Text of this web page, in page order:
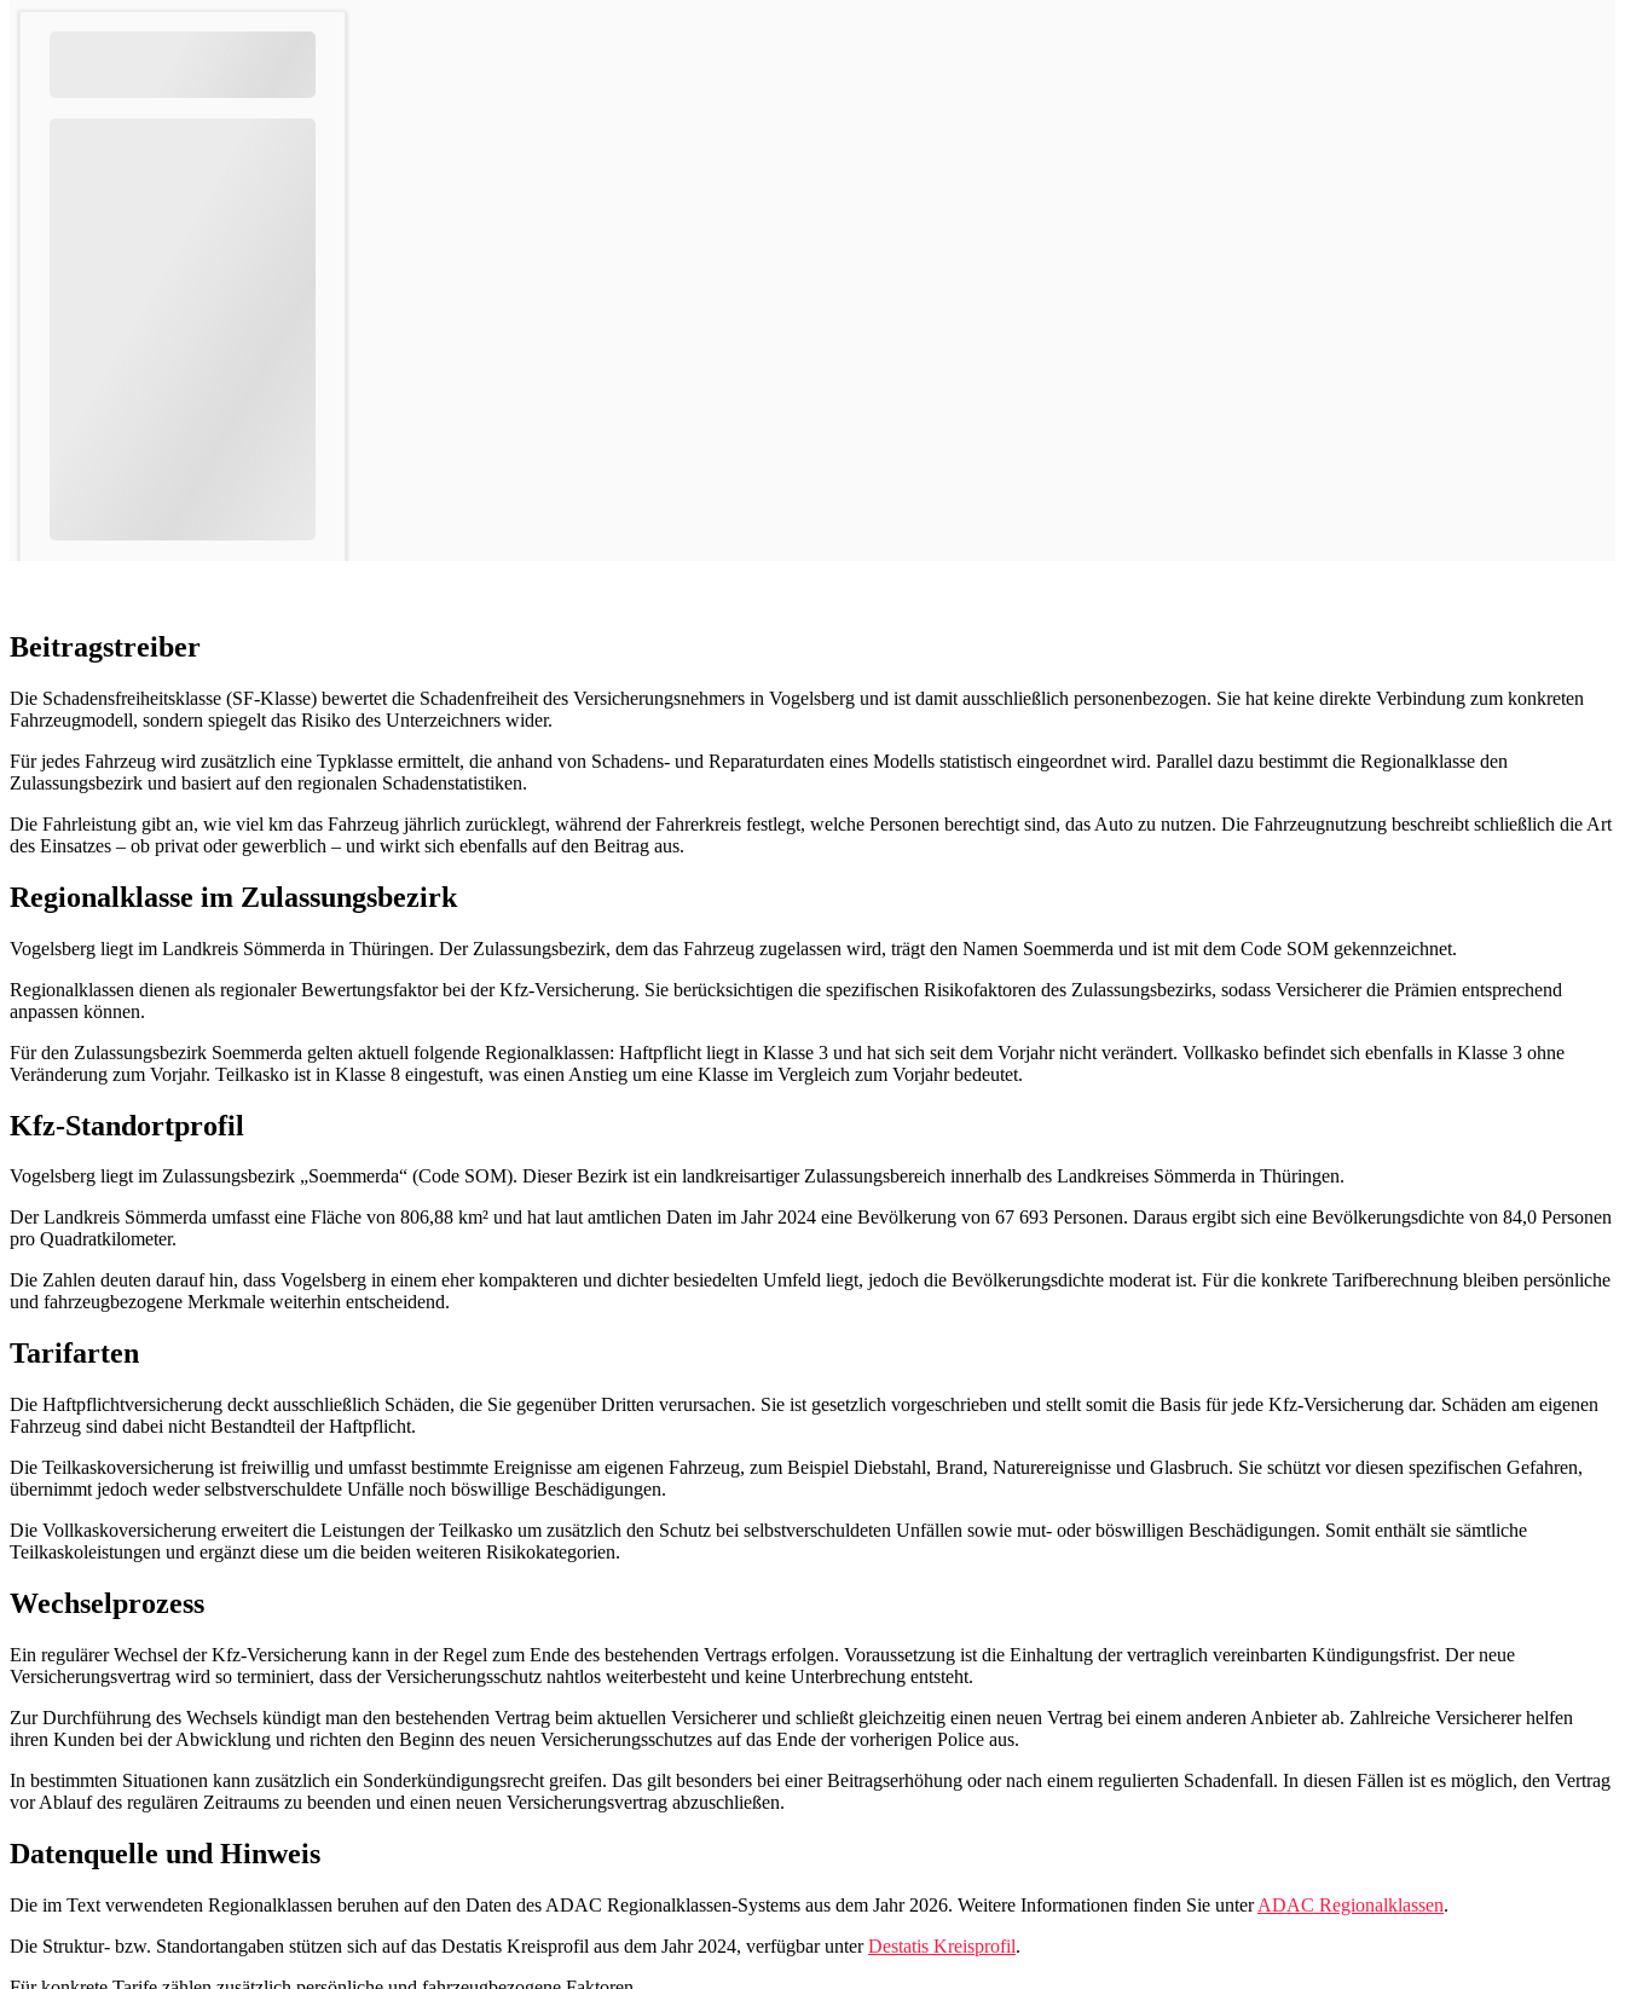
Beitragstreiber
Die Schadensfreiheitsklasse (SF‑Klasse) bewertet die Schadenfreiheit des Versicherungsnehmers in Vogelsberg und ist damit ausschließlich personenbezogen. Sie hat keine direkte Verbindung zum konkreten
Fahrzeugmodell, sondern spiegelt das Risiko des Unterzeichners wider.
Für jedes Fahrzeug wird zusätzlich eine Typklasse ermittelt, die anhand von Schadens- und Reparaturdaten eines Modells statistisch eingeordnet wird. Parallel dazu bestimmt die Regionalklasse den
Zulassungsbezirk und basiert auf den regionalen Schadenstatistiken.
Die Fahrleistung gibt an, wie viel km das Fahrzeug jährlich zurücklegt, während der Fahrerkreis festlegt, welche Personen berechtigt sind, das Auto zu nutzen. Die Fahrzeugnutzung beschreibt schließlich die Art
des Einsatzes – ob privat oder gewerblich – und wirkt sich ebenfalls auf den Beitrag aus.
Regionalklasse im Zulassungsbezirk
Vogelsberg liegt im Landkreis Sömmerda in Thüringen. Der Zulassungsbezirk, dem das Fahrzeug zugelassen wird, trägt den Namen Soemmerda und ist mit dem Code SOM gekennzeichnet.
Regionalklassen dienen als regionaler Bewertungsfaktor bei der Kfz-Versicherung. Sie berücksichtigen die spezifischen Risikofaktoren des Zulassungsbezirks, sodass Versicherer die Prämien entsprechend
anpassen können.
Für den Zulassungsbezirk Soemmerda gelten aktuell folgende Regionalklassen: Haftpflicht liegt in Klasse 3 und hat sich seit dem Vorjahr nicht verändert. Vollkasko befindet sich ebenfalls in Klasse 3 ohne
Veränderung zum Vorjahr. Teilkasko ist in Klasse 8 eingestuft, was einen Anstieg um eine Klasse im Vergleich zum Vorjahr bedeutet.
Kfz-Standortprofil
Vogelsberg liegt im Zulassungsbezirk „Soemmerda“ (Code SOM). Dieser Bezirk ist ein landkreisartiger Zulassungsbereich innerhalb des Landkreises Sömmerda in Thüringen.
Der Landkreis Sömmerda umfasst eine Fläche von 806,88 km² und hat laut amtlichen Daten im Jahr 2024 eine Bevölkerung von 67 693 Personen. Daraus ergibt sich eine Bevölkerungsdichte von 84,0 Personen
pro Quadratkilometer.
Die Zahlen deuten darauf hin, dass Vogelsberg in einem eher kompakteren und dichter besiedelten Umfeld liegt, jedoch die Bevölkerungsdichte moderat ist. Für die konkrete Tarifberechnung bleiben persönliche
und fahrzeugbezogene Merkmale weiterhin entscheidend.
Tarifarten
Die Haftpflichtversicherung deckt ausschließlich Schäden, die Sie gegenüber Dritten verursachen. Sie ist gesetzlich vorgeschrieben und stellt somit die Basis für jede Kfz-Versicherung dar. Schäden am eigenen
Fahrzeug sind dabei nicht Bestandteil der Haftpflicht.
Die Teilkaskoversicherung ist freiwillig und umfasst bestimmte Ereignisse am eigenen Fahrzeug, zum Beispiel Diebstahl, Brand, Naturereignisse und Glasbruch. Sie schützt vor diesen spezifischen Gefahren,
übernimmt jedoch weder selbstverschuldete Unfälle noch böswillige Beschädigungen.
Die Vollkaskoversicherung erweitert die Leistungen der Teilkasko um zusätzlich den Schutz bei selbstverschuldeten Unfällen sowie mut- oder böswilligen Beschädigungen. Somit enthält sie sämtliche
Teilkaskoleistungen und ergänzt diese um die beiden weiteren Risikokategorien.
Wechselprozess
Ein regulärer Wechsel der Kfz‑Versicherung kann in der Regel zum Ende des bestehenden Vertrags erfolgen. Voraussetzung ist die Einhaltung der vertraglich vereinbarten Kündigungsfrist. Der neue
Versicherungsvertrag wird so terminiert, dass der Versicherungsschutz nahtlos weiterbesteht und keine Unterbrechung entsteht.
Zur Durchführung des Wechsels kündigt man den bestehenden Vertrag beim aktuellen Versicherer und schließt gleichzeitig einen neuen Vertrag bei einem anderen Anbieter ab. Zahlreiche Versicherer helfen
ihren Kunden bei der Abwicklung und richten den Beginn des neuen Versicherungsschutzes auf das Ende der vorherigen Police aus.
In bestimmten Situationen kann zusätzlich ein Sonderkündigungsrecht greifen. Das gilt besonders bei einer Beitragserhöhung oder nach einem regulierten Schadenfall. In diesen Fällen ist es möglich, den Vertrag
vor Ablauf des regulären Zeitraums zu beenden und einen neuen Versicherungsvertrag abzuschließen.
Datenquelle und Hinweis
Die im Text verwendeten Regionalklassen beruhen auf den Daten des ADAC Regionalklassen-Systems aus dem Jahr 2026. Weitere Informationen finden Sie unterADAC Regionalklassen.
Die Struktur‑ bzw. Standortangaben stützen sich auf das Destatis Kreisprofil aus dem Jahr 2024, verfügbar unterDestatis Kreisprofil.